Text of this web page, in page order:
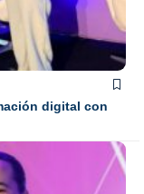
digital con